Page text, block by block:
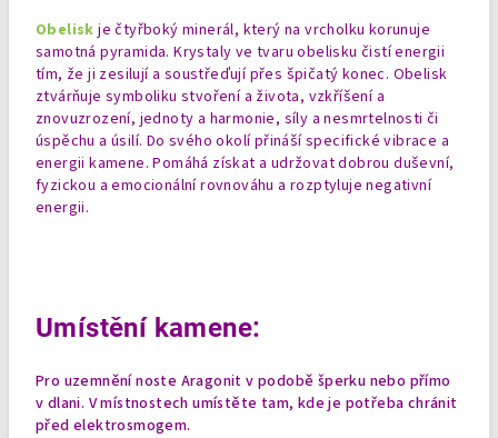
Obeliskje čtyřboký minerál, který na vrcholku korunuje
samotná pyramida. Krystaly ve tvaru obelisku čistí energii
tím, že ji zesilují a soustřeďují přes špičatý konec. Obelisk
ztvárňuje symboliku stvoření a života, vzkříšení a
znovuzrození, jednoty a harmonie, síly a nesmrtelnosti či
úspěchu a úsilí. Do svého okolí přináší specifické vibrace a
energii kamene. Pomáhá získat a udržovat dobrou duševní,
fyzickou a emocionální rovnováhu a rozptyluje negativní
energii.
Umístění kamene:
Pro uzemnění noste Aragonit v podobě šperku nebo přímo
v dlani. V místnostech umístěte tam, kde je potřeba chránit
před elektrosmogem.